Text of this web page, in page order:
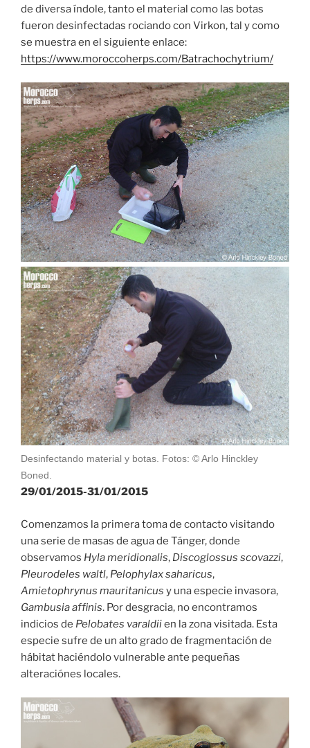
de diversa índole, tanto el material como las botas
fueron desinfectadas rociando con Virkon, tal y como
se muestra en el siguiente enlace:
https://www.moroccoherps.com/Batrachochytrium/
Desinfectando material y botas. Fotos: © Arlo Hinckley
Boned.
29/01/2015-31/01/2015
Comenzamos la primera toma de contacto visitando
una serie de masas de agua de Tánger, donde
observamos Hyla meridionalis, Discoglossus scovazzi,
Pleurodeles waltl, Pelophylax saharicus,
Amietophrynus mauritanicus y una especie invasora,
Gambusia affinis. Por desgracia, no encontramos
indicios de Pelobates varaldiien la zona visitada. Esta
especie sufre de un alto grado de fragmentación de
hábitat haciéndolo vulnerable ante pequeñas
alteraciónes locales.